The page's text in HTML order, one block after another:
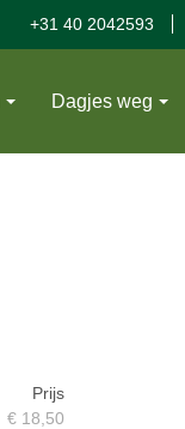
+31 40 2042593
Dagjes weg
Prijs
€ 18,50